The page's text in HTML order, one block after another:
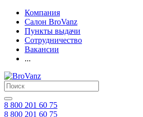
Компания
Салон BroVanz
Пункты выдачи
Сотрудничество
Вакансии
...
8 800 201 60 75
8 800 201 60 75